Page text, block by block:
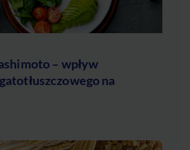
– wpływ
na